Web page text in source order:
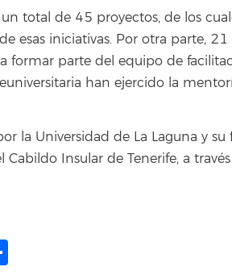
total de 45 proyectos, de los
esas iniciativas. Por otra parte, 21
formar parte del equipo de
han ejercido la
la Universidad de La Laguna y
Insular de Tenerife, a